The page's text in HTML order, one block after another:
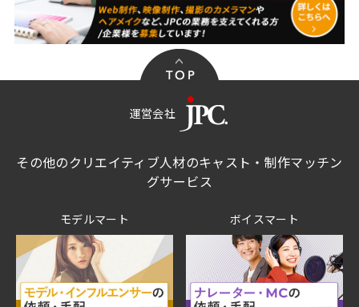
運営会社
その他のクリエイティブ人材のキャスト・制作マッチン
グサービス
モデルマート ボイスマート